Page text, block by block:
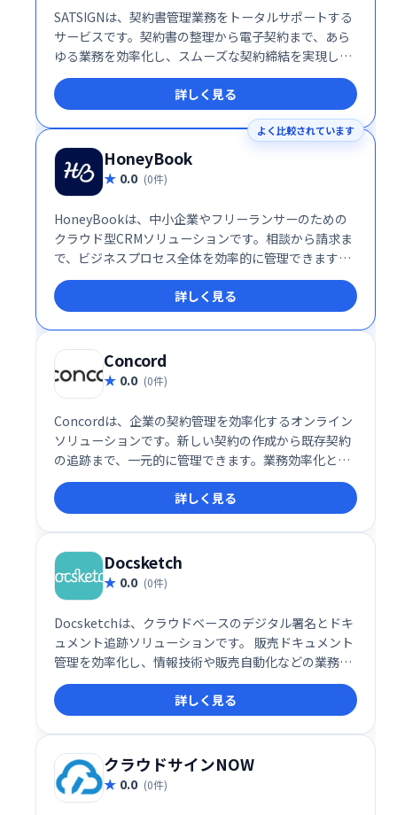
SATSIGNは、契約書管理業務をトータルサポートする
サービスです。契約書の整理から電子契約まで、あら
ゆる業務を効率化し、スムーズな契約締結を実現しま
す。煩雑な契約管理業務を簡素化し、業務効率の向上
とコスト削減に貢献します。
詳しく見る
よく比較されています
HoneyBook
0.0 (0件)
HoneyBookは、中小企業やフリーランサーのための
クラウド型CRMソリューションです。相談から請求ま
で、ビジネスプロセス全体を効率的に管理できます。
プロジェクト管理、顧客予約、請求書発行、オンライ
ン契約、支払い管理など、ビジネスに必要な機能をワ
ンストップで提供。スムーズなワークフローを実現
し、生産性を向上させます。
詳しく見る
Concord
0.0 (0件)
Concordは、企業の契約管理を効率化するオンライン
ソリューションです。新しい契約の作成から既存契約
の追跡まで、一元的に管理できます。業務効率化とリ
スク軽減を実現し、企業の契約管理をシンプルに、ス
マートにサポートします。詳しく見る
Docsketch
0.0 (0件)
Docsketchは、クラウドベースのデジタル署名とドキ
ュメント追跡ソリューションです。 販売ドキュメント
管理を効率化し、情報技術や販売自動化などの業務を
支援します。ドキュメントワークフロー、テンプレー
ト、追跡機能、ステータス通知など、スムーズな契約
締結と業務管理に必要な機能を備えています。様々な
ビジネスニーズに対応し、効率的なドキュメント管理
を実現します。
詳しく見る
クラウドサインNOW
0.0 (0件)